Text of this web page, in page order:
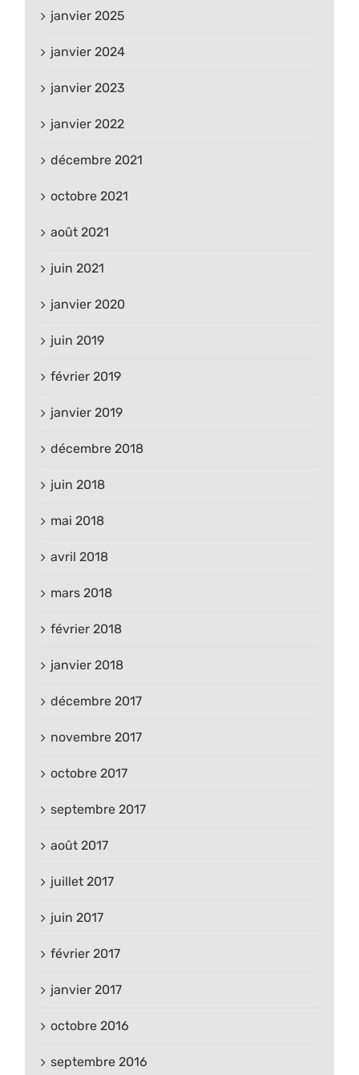
janvier 2025
janvier 2024
janvier 2023
janvier 2022
décembre 2021
octobre 2021
août 2021
juin 2021
janvier 2020
juin 2019
février 2019
janvier 2019
décembre 2018
juin 2018
mai 2018
avril 2018
mars 2018
février 2018
janvier 2018
décembre 2017
novembre 2017
octobre 2017
septembre 2017
août 2017
juillet 2017
juin 2017
février 2017
janvier 2017
octobre 2016
septembre 2016